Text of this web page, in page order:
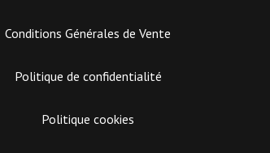
Conditions Générales de Vente
Politique de confidentialité
Politique cookies